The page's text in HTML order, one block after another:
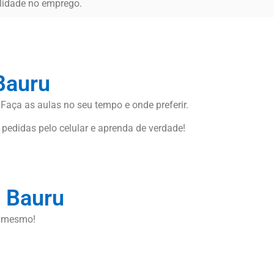
no emprego.
as aulas no seu tempo e onde preferir.
pelo celular e aprenda de verdade!